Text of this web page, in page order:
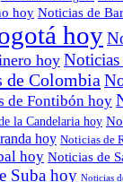
hoy Noticias de
hoy
hoy
de Colombia
de Fontibón hoy
la Candelaria hoy
hoy Noticias de
hoy Noticias de
Suba hoy Noticias